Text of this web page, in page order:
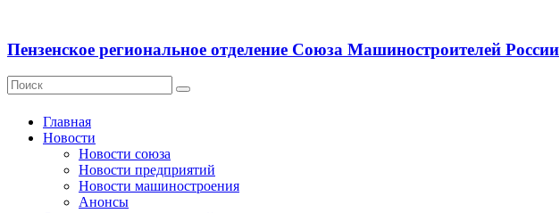
Пензенское региональное отделение Союза Машиностроителей России
Главная
Новости
Новости союза
Новости предприятий
Новости машиностроения
Анонсы